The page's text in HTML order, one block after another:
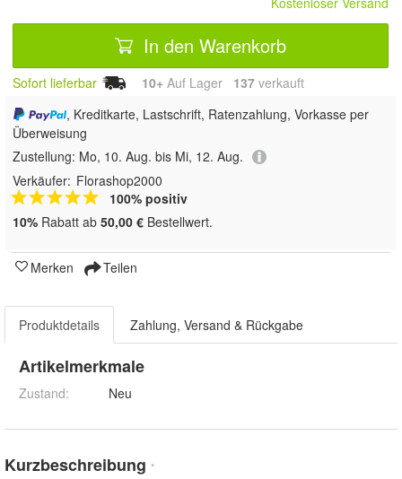
In den Warenkorb
Sofort lieferbar 10+ Auf Lager 137 verkauft
, Kreditkarte, Lastschrift, Ratenzahlung, Vorkasse per
Überweisung
Zustellung: Mo, 10. Aug. bis Mi, 12. Aug.
Verkäufer: Florashop2000
100% positiv
10% Rabatt ab 50,00 € Bestellwert.
Merken Teilen
Produktdetails Zahlung, Versand & Rückgabe
Artikelmerkmale
Zustand: Neu
Kurzbeschreibung *